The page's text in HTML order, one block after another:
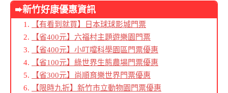
➨新竹好康優惠資訊
【有看到就買】日本球球影城門票
【省400元】六福村主題遊樂園門票
【省400元】小叮噹科學園區門票優惠
【省100元】綠世界生態農場門票優惠
【省300元】尚順育樂世界門票優惠
【限時九折】新竹市立動物園門票優惠